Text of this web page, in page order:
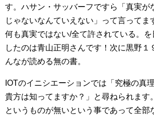
す。ハサン・サッバーフですら「真実が
じゃないなんていえない」って言ってま
何も真実ではない/全て許されている。
したのは青山正明さんです！次に黒野１
んなが読める無の書。
IOTのイニシエーションでは「究極の真
貴方は知ってますか？」と尋ねられます
というものが無いという事であって全部